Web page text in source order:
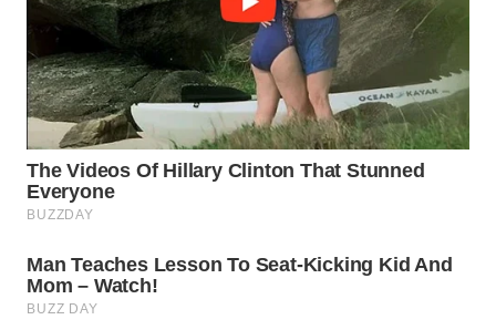
TV
WAHANANEWS
ID
WAHANANEWS
WAHANANEWS
NET